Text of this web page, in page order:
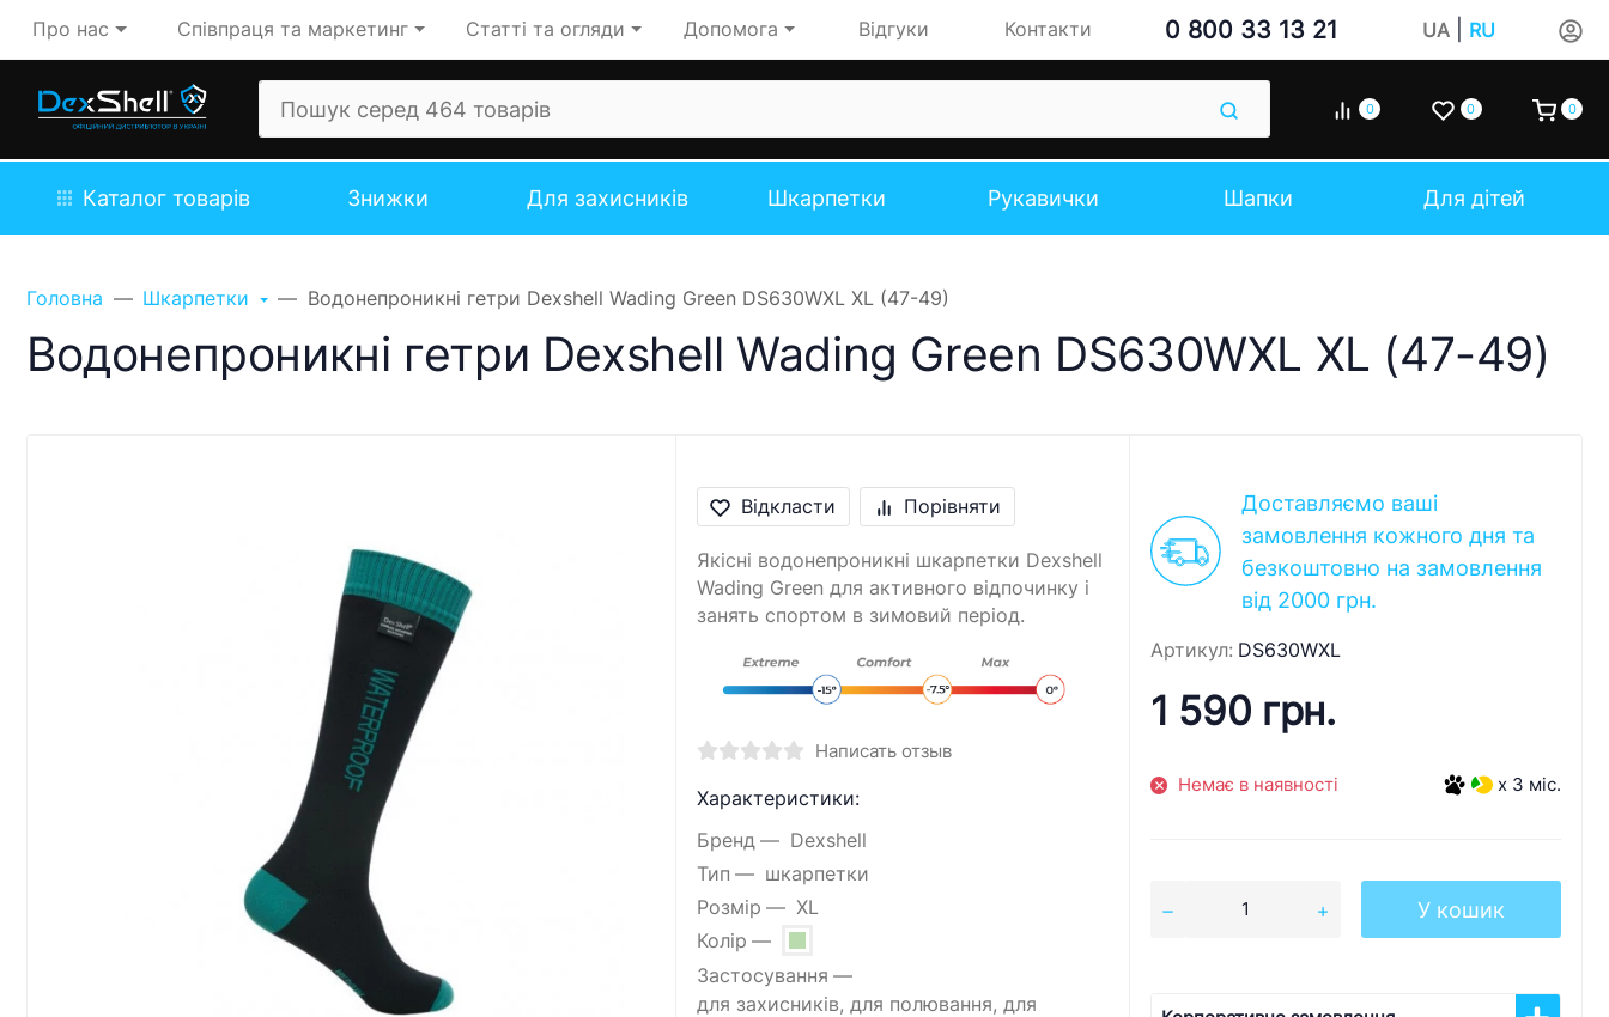
Про нас Співпраця та маркетинг Статті та огляди Допомога Відгуки Контакти 0 800 33 13 21 UA| RU
0 0 0
Каталог товарів Знижки Для захисників Шкарпетки Рукавички Шапки Для дітей
Головна Шкарпетки Водонепроникні гетри Dexshell Wading Green DS630WXL XL (47-49)
Водонепроникні гетри Dexshell Wading Green DS630WXL XL (47-49)
Відкласти Порівняти
Якісні водонепроникні шкарпетки Dexshell
Wading Green для активного відпочинку і
занять спортом в зимовий період.
Написать отзыв
Характеристики:
Бренд
Dexshell
Тип
шкарпетки
Розмір
XL
Колір
Застосування
для захисників, для полювання, для
Доставляємо ваші
замовлення кожного дня та
безкоштовно на замовлення
від 2000 грн.
Артикул: DS630WXL
1 590 грн.
Немає в наявності x 3 міс.
У кошик